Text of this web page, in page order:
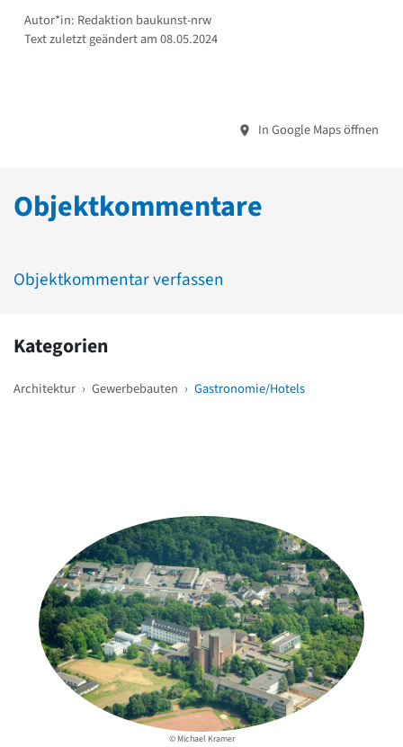
Autor*in: Redaktion baukunst-nrw
Text zuletzt geändert am 08.05.2024
In Google Maps öffnen
Objektkommentare
Objektkommentar verfassen
Kategorien
Architektur › Gewerbebauten › Gastronomie/Hotels
© Michael Kramer